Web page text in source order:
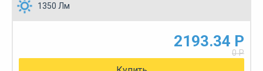
1350 Лм
2193.34 Р
0 Р